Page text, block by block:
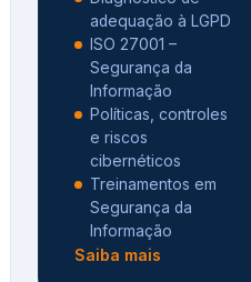
adequação à LGPD
ISO 27001 –
Segurança da
Informação
Políticas, controles
e riscos
cibernéticos
Treinamentos em
Segurança da
Informação
Saiba mais